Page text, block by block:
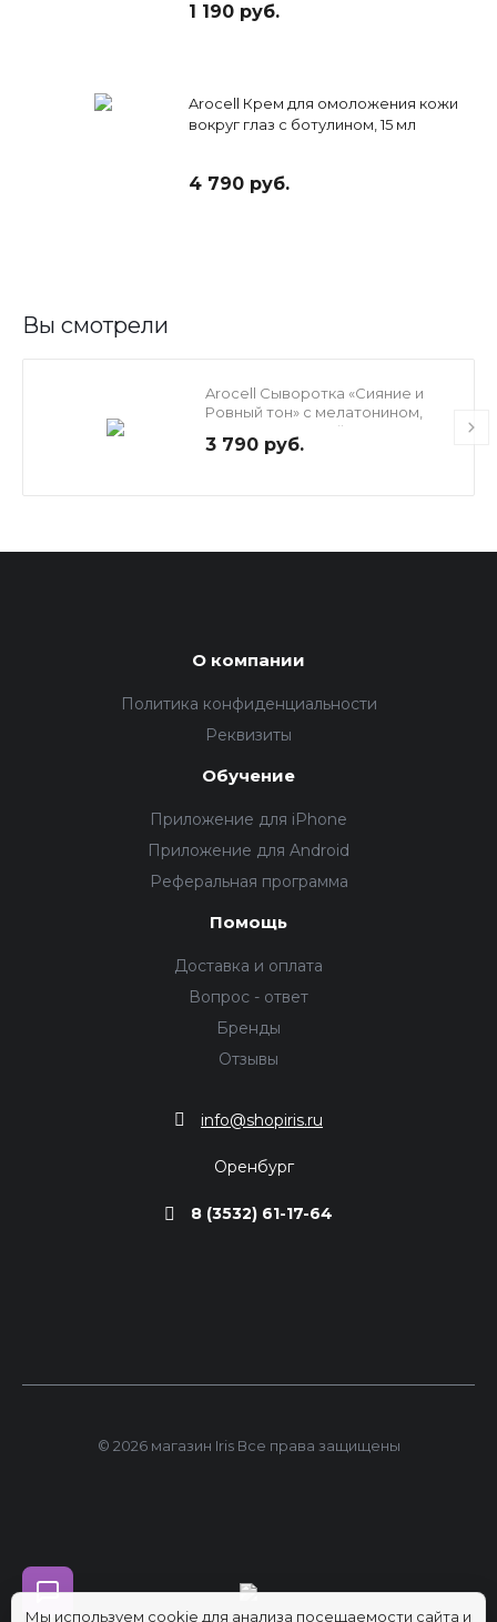
1 190 руб.
Arocell Крем для омоложения кожи
вокруг глаз с ботулином, 15 мл
4 790 руб.
Вы смотрели
Arocell Сыворотка «Сияние и
Ровный тон» с мелатонином,
транекс. кислотой и
экзосомами молока, 30 мл
3 790 руб.
О компании
Политика конфиденциальности
Реквизиты
Обучение
Приложение для iPhone
Приложение для Android
Реферальная программа
Помощь
Доставка и оплата
Вопрос - ответ
Бренды
Отзывы
info@shopiris.ru
Оренбург
8 (3532) 61-17-64
© 2026 магазин Iris Все права защищены
Мы используем cookie для анализа посещаемости сайта и